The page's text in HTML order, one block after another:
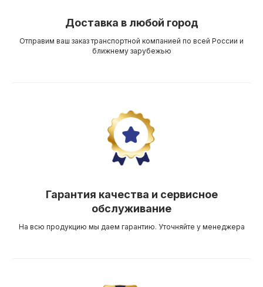
Доставка в любой город
Отправим ваш заказ транспортной компанией по всей России и
ближнему зарубежью
Гарантия качества и сервисное
обслуживание
На всю продукцию мы даем гарантию. Уточняйте у менеджера